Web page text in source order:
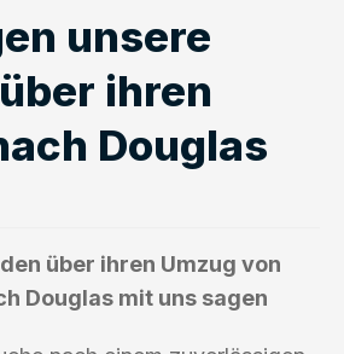
unsere
ihren
Douglas
über ihren Umzug von
Douglas mit uns sagen